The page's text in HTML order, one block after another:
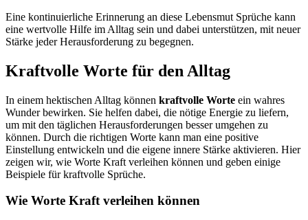
Eine kontinuierliche Erinnerung an diese Lebensmut Sprüche kann
eine wertvolle Hilfe im Alltag sein und dabei unterstützen, mit neuer
Stärke jeder Herausforderung zu begegnen.
Kraftvolle Worte für den Alltag
In einem hektischen Alltag können kraftvolle Worte ein wahres
Wunder bewirken. Sie helfen dabei, die nötige Energie zu liefern,
um mit den täglichen Herausforderungen besser umgehen zu
können. Durch die richtigen Worte kann man eine positive
Einstellung entwickeln und die eigene innere Stärke aktivieren. Hier
zeigen wir, wie Worte Kraft verleihen können und geben einige
Beispiele für kraftvolle Sprüche.
Wie Worte Kraft verleihen können